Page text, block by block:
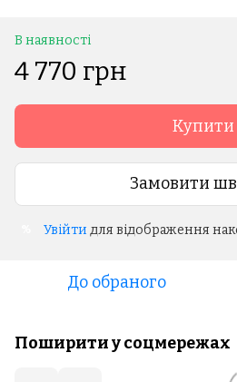
В наявності
4 770 грн
Купити
Замовити
Увійти для відображення
До обраного
Поширити у соцмережах